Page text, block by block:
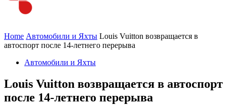
Home Автомобили и Яхты Louis Vuitton возвращается в
автоспорт после 14-летнего перерыва
Автомобили и Яхты
Louis Vuitton возвращается в автоспорт
после 14-летнего перерыва